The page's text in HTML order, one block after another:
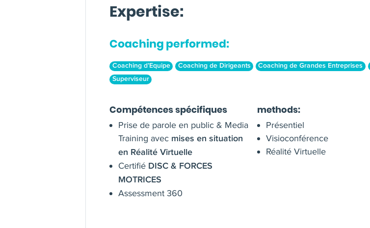
Expertise:
Coaching performed:
Coaching d’Equipe Coaching de Dirigeants Coaching de Grandes Entreprises
Superviseur
Compétences spécifiques
Prise de parole en public & Media
Training avec mises en situation
en Réalité Virtuelle
Certifié DISC & FORCES
MOTRICES
Assessment 360
methods:
Présentiel
Visioconférence
Réalité Virtuelle